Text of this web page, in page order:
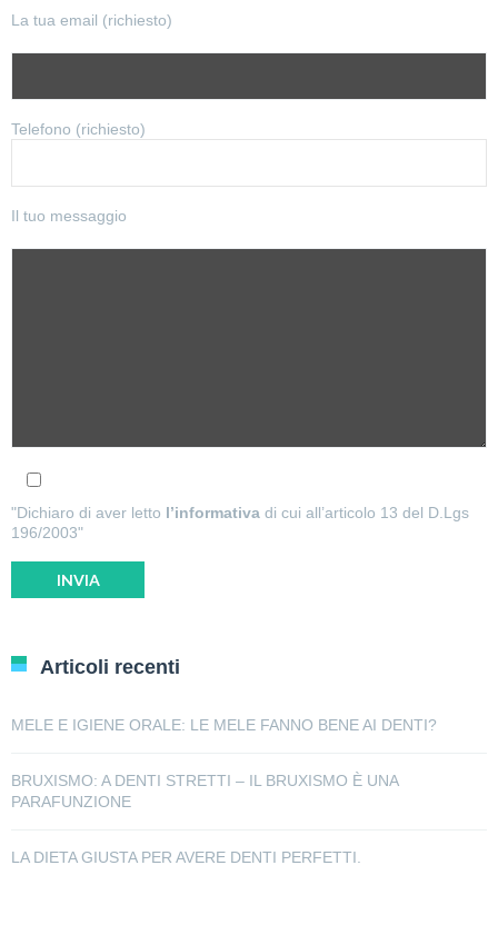
La tua email (richiesto)
Telefono (richiesto)
Il tuo messaggio
"Dichiaro di aver letto l’informativa di cui all’articolo 13 del D.Lgs
196/2003"
Articoli recenti
MELE E IGIENE ORALE: LE MELE FANNO BENE AI DENTI?
BRUXISMO: A DENTI STRETTI – IL BRUXISMO È UNA
PARAFUNZIONE
LA DIETA GIUSTA PER AVERE DENTI PERFETTI.